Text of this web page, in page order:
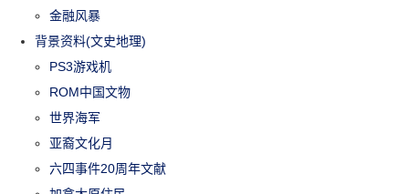
金融风暴
背景资料(文史地理)
PS3游戏机
ROM中国文物
世界海军
亚裔文化月
六四事件20周年文献